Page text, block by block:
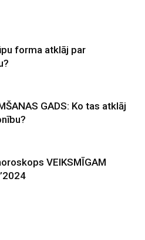
forma atklāj par
GADS: Ko tas atklāj
VEIKSMĪGAM